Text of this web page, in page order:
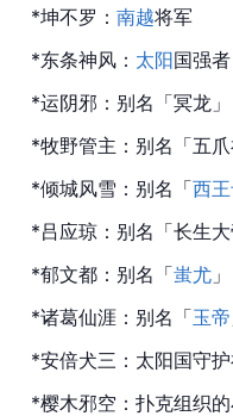
*坤不罗： 南越将军
*东条神风： 太阳国强者
*运阴邪：别名「冥龙
*牧野管主：别名「五
*倾城风雪：别名「西
*吕应琼：别名「长生
*郁文都：别名「蚩尤
*诸葛仙涯：别名「玉帝
*安倍犬三：太阳国守
*樱木邪空：扑克组织